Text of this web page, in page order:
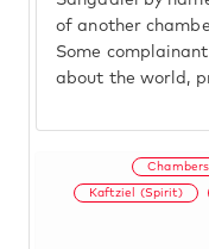
of another
Some
about the world,
Chambers
Kaftziel (Spirit)